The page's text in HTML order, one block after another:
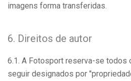
imagens forma transferidas.
6. Direitos de autor
6.1. A Fotosport reserva-se
seguir designados por